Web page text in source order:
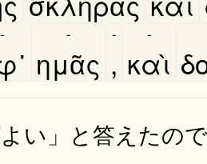
-
ημᾶς
-
,
-
καὶ
-
い」と答えたので